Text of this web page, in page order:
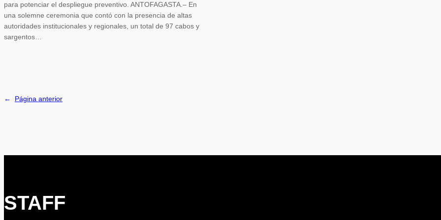
para potenciar el despliegue preventivo. ANTOFAGASTA.– En
una solemne ceremonia que contó con la presencia de altas
autoridades institucionales y regionales, un total de 97 cabos y
sargentos…
← Página anterior
STAFF